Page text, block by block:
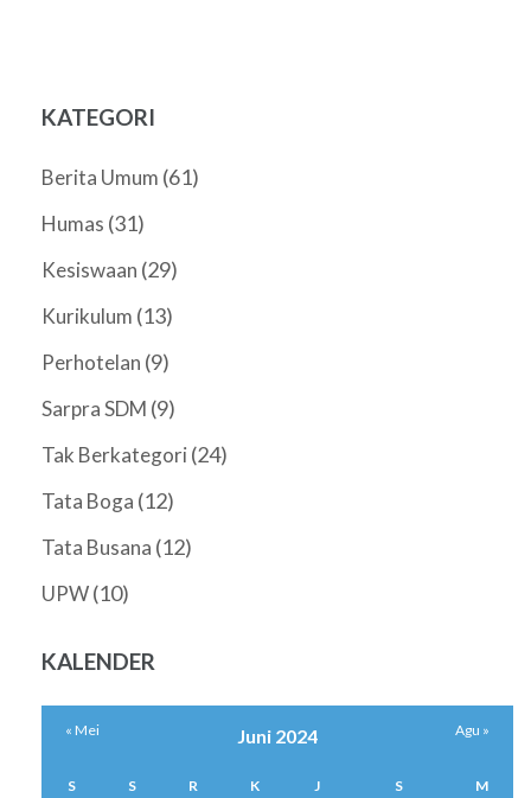
KATEGORI
Berita Umum (61)
Humas (31)
Kesiswaan (29)
Kurikulum (13)
Perhotelan (9)
Sarpra SDM (9)
Tak Berkategori (24)
Tata Boga (12)
Tata Busana (12)
UPW(10)
KALENDER
Juni 2024
S S R K J S M
« Mei Agu »